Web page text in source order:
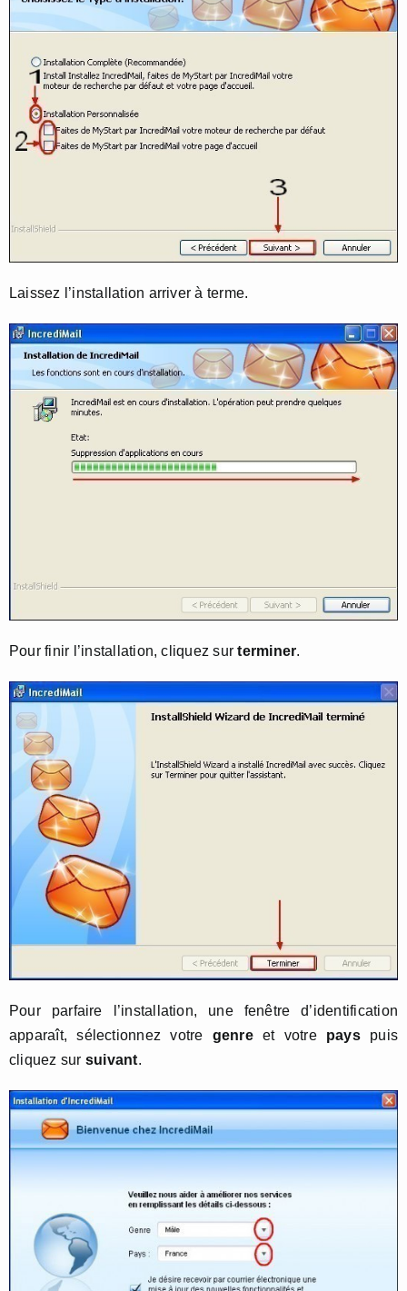
Laissez l’installation arriver à terme.
Pour finir l’installation, cliquez sur terminer.
Pour parfaire l’installation, une fenêtre d’identification
apparaît, sélectionnez votre genreet votre payspuis
cliquez sur suivant.